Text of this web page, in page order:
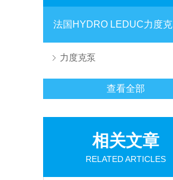
法国HYDRO LEDUC力度克
力度克泵
查看全部
相关文章
RELATED ARTICLES